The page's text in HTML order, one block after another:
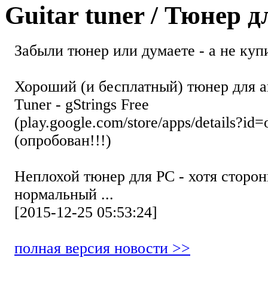
Guitar tuner / Тюнер
Забыли тюнер или думаете - а не
Хороший (и бесплатный) тюнер для
Tuner - gStrings Free
(play.google.com/store/apps/
(опробован!!!)
Неплохой тюнер для РС - хотя
нормальный ...
[2015-12-25 05:53:24]
полная версия новости >>